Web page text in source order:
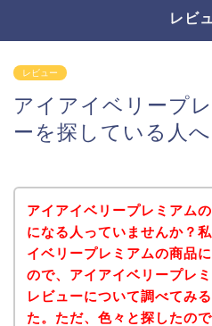
レビ
レビュー
アイアイベリープ
ーを探している人へ
アイアイベリープレミアム
になる人っていませんか？
イベリープレミアムの商品
ので、アイアイベリープレ
レビューについて調べてみ
た。ただ、色々と探したの